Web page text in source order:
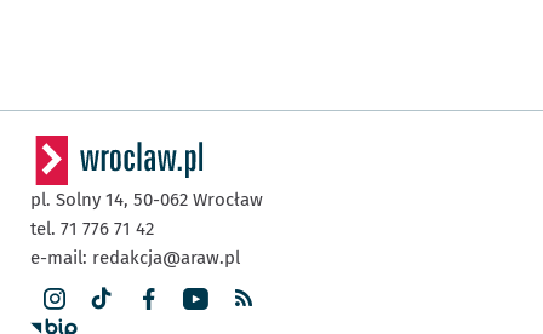
pl. Solny 14, 50-062 Wrocław
tel. 71 776 71 42
e-mail: redakcja@araw.pl